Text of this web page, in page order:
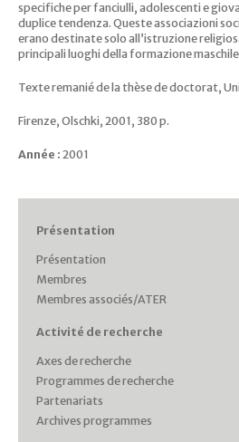
specifiche per fanciulli, adolescenti e
duplice tendenza. Queste associazioni
erano destinate solo all’istruzione
principali luoghi della formazione
Texte remanié de la thèse de doctorat,
Firenze, Olschki, 2001, 380 p.
Année : 2001
Présentation
Présentation
Membres
Membres associés/ATER
Activité de recherche
Axes de recherche
Programmes de recherche
Partenariats
Archives programmes